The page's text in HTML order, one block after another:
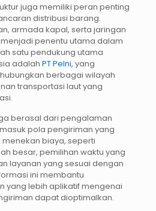
juga memiliki peran penting
distribusi barang.
armada kapal, serta jaringan
penentu utama dalam
satu pendukung utama
adalah PT Pelni, yang
berbagai wilayah
transportasi laut yang
berasal dari pengalaman
pola pengiriman yang
biaya, seperti
besar, pemilihan waktu yang
layanan yang sesuai dengan
ini membantu
yang lebih aplikatif mengenai
dapat dioptimalkan.